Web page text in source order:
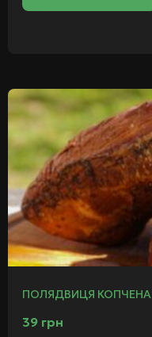
ПОЛЯДВИЦЯ КОПЧЕНА
39 грн